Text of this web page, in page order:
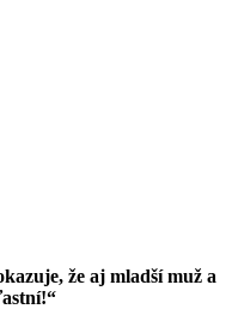
že aj mladší muž a